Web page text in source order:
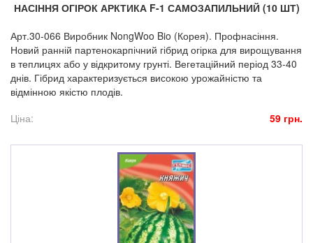
НАСІННЯ ОГІРОК АРКТИКА F-1 САМОЗАПИЛЬНИЙ (10 ШТ)
Арт.30-066 Виробник NongWoo Bio (Корея). Профнасіння.
Новий ранній партенокарпічний гібрид огірка для вирощування
в теплицях або у відкритому грунті. Вегетаційний період 33-40
днів. Гібрид характеризується високою урожайністю та
відмінною якістю плодів.
Ціна:
59 грн.